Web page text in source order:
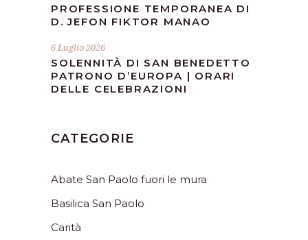
PROFESSIONE TEMPORANEA DI
D. JEFON FIKTOR MANAO
6 Luglio 2026
SOLENNITÀ DI SAN BENEDETTO
PATRONO D’EUROPA | ORARI
DELLE CELEBRAZIONI
CATEGORIE
Abate San Paolo fuori le mura
Basilica San Paolo
Carità